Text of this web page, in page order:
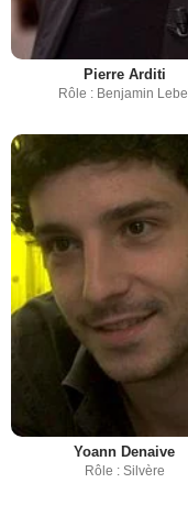
Pierre Arditi
Rôle : Benjamin Lebel
Yoann Denaive
Rôle : Silvère